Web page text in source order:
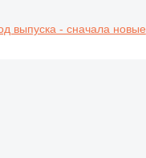
выпуска - сначала новые